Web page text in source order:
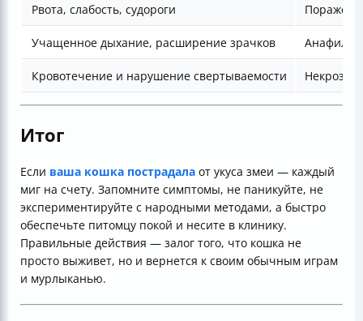
Рвота, слабость, судороги
Учащенное дыхание, расширение зрачков
Кровотечение и нарушение свертываемости Некроз
Итог
Если ваша кошка пострадала от укуса змеи — каждый
миг на счету. Запомните симптомы, не паникуйте, не
экспериментируйте с народными методами, а быстро
обеспечьте питомцу покой и несите в клинику.
Правильные действия — залог того, что кошка не
просто выживет, но и вернется к своим обычным играм
и мурлыканью.